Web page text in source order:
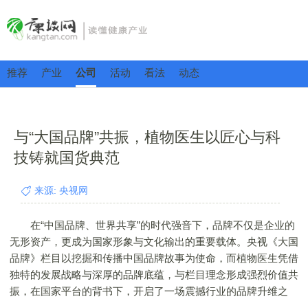
推荐 产业 公司 活动 看法 动态
与“大国品牌”共振，植物医生以匠心与科
技铸就国货典范
来源: 央视网
在“中国品牌、世界共享”的时代强音下，品牌不仅是企业的
无形资产，更成为国家形象与文化输出的重要载体。央视《大国
品牌》栏目以挖掘和传播中国品牌故事为使命，而植物医生凭借
独特的发展战略与深厚的品牌底蕴，与栏目理念形成强烈价值共
振，在国家平台的背书下，开启了一场震撼行业的品牌升维之